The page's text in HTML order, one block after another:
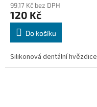
99,17 Kč bez DPH
120 Kč
Do košíku
Silikonová dentální hvězdice